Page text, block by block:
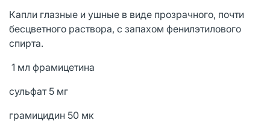
Капли глазные и ушные в виде прозрачного, почти
бесцветного раствора, с запахом фенилэтилового
спирта.
1 мл фрамицетина
сульфат 5 мг
грамицидин 50 мк